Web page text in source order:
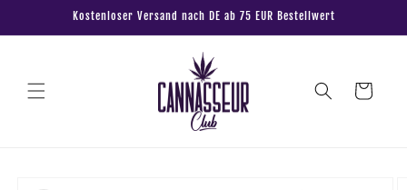
Inhalt
Kostenloser Versand nach DE ab 75 EUR Bestellwert
Warenkorb